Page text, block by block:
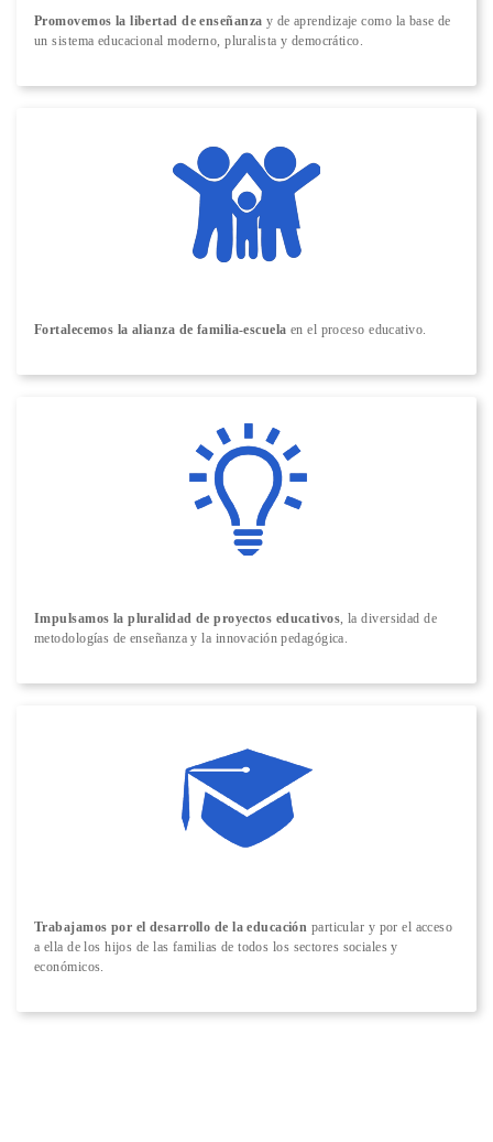
Promovemos la libertad de enseñanza y de aprendizaje como la base de
un sistema educacional moderno, pluralista y democrático.
Fortalecemos la alianza de familia-escuela en el proceso educativo.
Impulsamos la pluralidad de proyectos educativos , la diversidad de
metodologías de enseñanza y la innovación pedagógica.
Trabajamos por el desarrollo de la educación particular y por el acceso
a ella de los hijos de las familias de todos los sectores sociales y
económicos.